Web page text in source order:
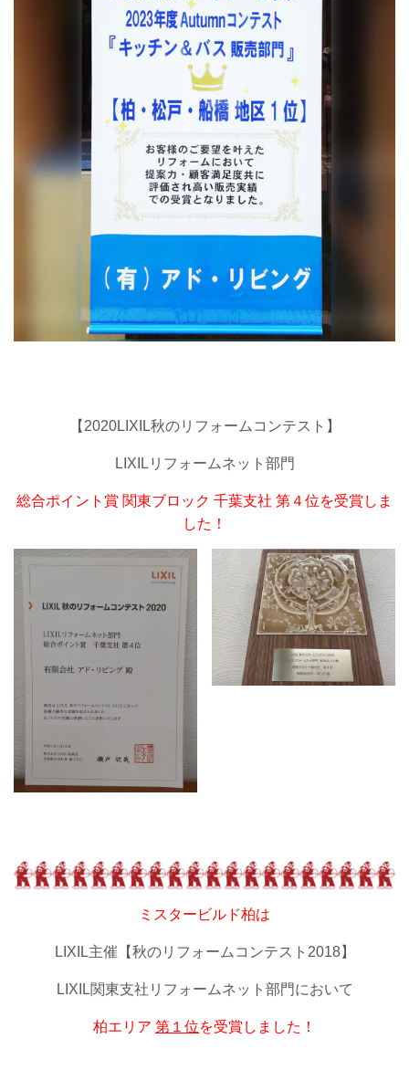
【2020LIXIL秋のリフォームコンテスト】
LIXILリフォームネット部門
総合ポイント賞 関東ブロック 千葉支社 第４位を受賞しま
した！
ミスタービルド柏は
LIXIL主催【秋のリフォームコンテスト2018】
LIXIL関東支社リフォームネット部門において
柏エリア 第１位を受賞しました！